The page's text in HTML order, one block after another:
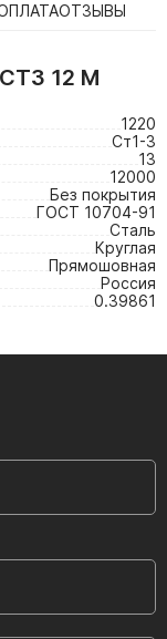
ОТЗЫВЫ
12 М
1220
Ст1-3
13
12000
Без покрытия
ГОСТ 10704-91
Сталь
Круглая
Прямошовная
Россия
0.39861